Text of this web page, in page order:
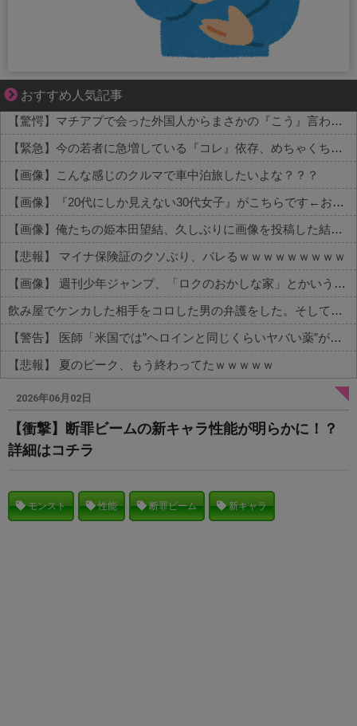
おすすめ人気記事
先輩と後輩、距離が変わった日から始まる恋
【驚愕】マチアプで会った外国人からまさかの『こう』言われたんやがこれワイ詰みか？？？？？？？
【緊急】今の若者に急増している『コレ』依存、めちゃくちゃ深刻な模様w w w w w w w w w w
【画像】こんな感じのクルマで車中泊旅したいよな？？？
【画像】『20代にしか見えない30代女子』がこちらです←お前らから見てどう？？？？？？？
【画像】俺たちの姫本田望結、久しぶりに画像を投稿した結果→やっぱりワイらの姫だったw w w w w w w w w w
【悲報】 マイナ保険証のクソぶり、バレるｗｗｗｗｗｗｗｗｗ
【画像】 週刊少年ジャンプ、「ロクのおかしな家」とかいう微妙な漫画を巻頭カラーにしたせいで100万部切る
飲み屋でケンカした相手をコロした男の弁護をした。そして数年後、因果応報を思わせる出来事が…
【警告】 医師「米国では”ヘロインと同じくらいヤバい薬”が日本では平気で処方されてる」
【悲報】 夏のピーク、もう終わってたｗｗｗｗｗ
Powered by livedoor 相互RSS
2026年06月02日
【衝撃】断罪ビームの新キャラ性能が明らかに！？
詳細はコチラ
モンスト 性能 断罪ビーム 新キャラ